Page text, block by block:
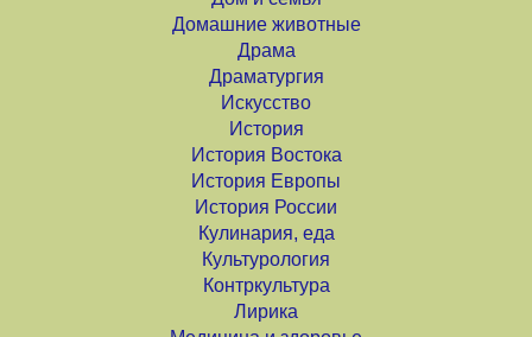
Домашние животные
Драма
Драматургия
Искусство
История
История Востока
История Европы
История России
Кулинария, еда
Культурология
Контркультура
Лирика